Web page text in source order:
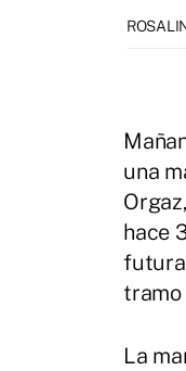
una
hace
futura
tramo
La